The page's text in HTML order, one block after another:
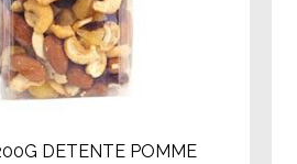
DETENTE POMME